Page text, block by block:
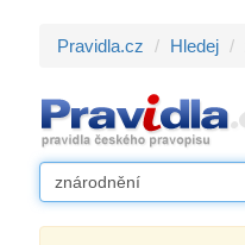
Pravidla.cz Hledej